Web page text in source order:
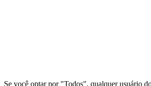
Se você optar por "Todos", qualquer usuário